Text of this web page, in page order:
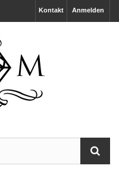
Anmelden
Kontakt